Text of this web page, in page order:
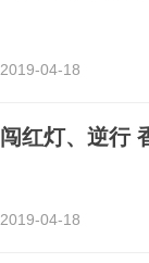
2019-04-18
闯红灯、逆行
2019-04-18